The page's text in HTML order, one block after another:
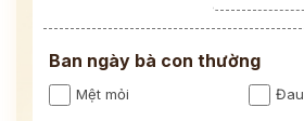
Ban ngày bà con thường
Mệt mỏi